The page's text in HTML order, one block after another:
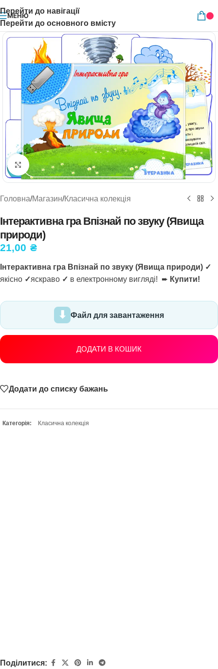
Перейти до навігації
Перейти до основного вмісту
МЕНЮ
Натисніть, щоб збільшити
Головна/Магазин/Класична колекція
Інтерактивна гра Впізнай по звуку (Явища
природи)
21,00 ₴
Інтерактивна гра Впізнай по звуку (Явища природи) ✓
якісно ✓яскраво ✓ в електронному вигляді! ➨ Купити!
Файл для завантаження
ДОДАТИ В КОШИК
Додати до списку бажань
Категорія: Класична колекція
Поділитися: